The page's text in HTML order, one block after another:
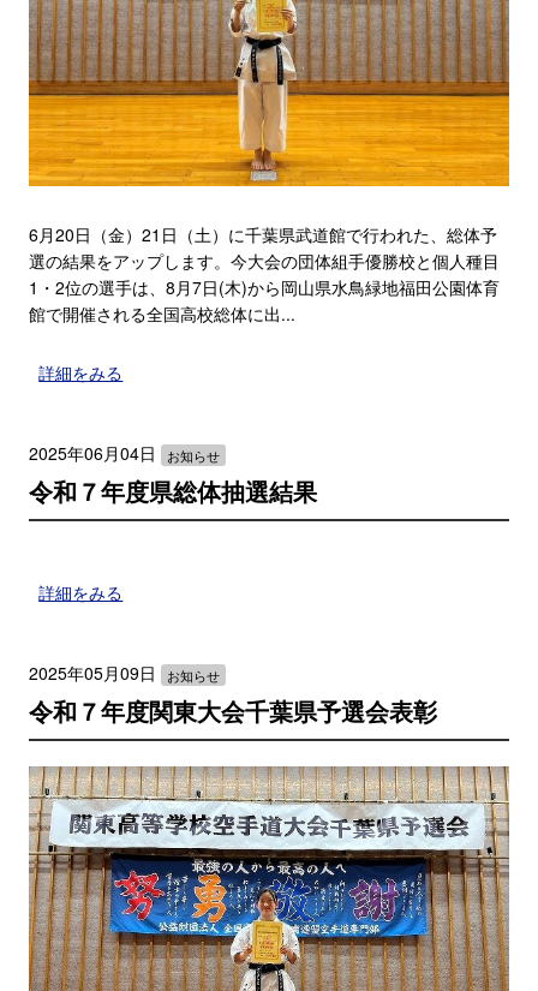
6月20日（金）21日（土）に千葉県武道館で行われた、総体予
選の結果をアップします。今大会の団体組手優勝校と個人種目
1・2位の選手は、8月7日(木)から岡山県水鳥緑地福田公園体育
館で開催される全国高校総体に出...
詳細をみる
2025年06月04日 お知らせ
令和７年度県総体抽選結果
詳細をみる
2025年05月09日 お知らせ
令和７年度関東大会千葉県予選会表彰